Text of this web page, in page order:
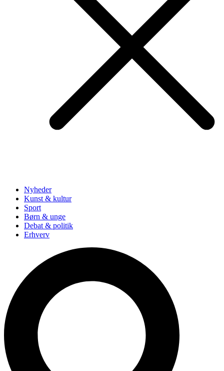
Nyheder
Kunst & kultur
Sport
Børn & unge
Debat & politik
Erhverv